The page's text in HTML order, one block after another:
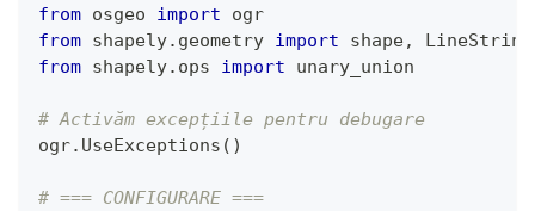
from osgeo import ogr
from shapely. geometry import shape,
LineString
from shapely. ops import unary_union
# Activăm excepțiile pentru debugare
ogr. UseExceptions ( )
# === CONFIGURARE ===